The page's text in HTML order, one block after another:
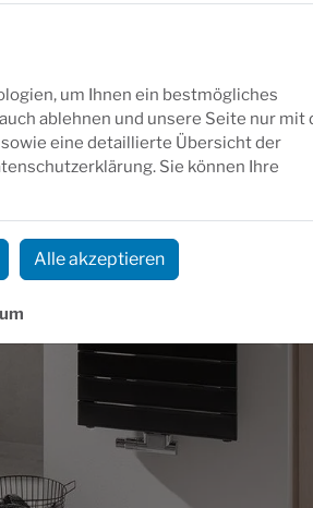
um Ihnen ein bestmögliches
ablehnen und unsere Seite nur mit
eine detaillierte Übersicht der
Sie können Ihre
Alle akzeptieren